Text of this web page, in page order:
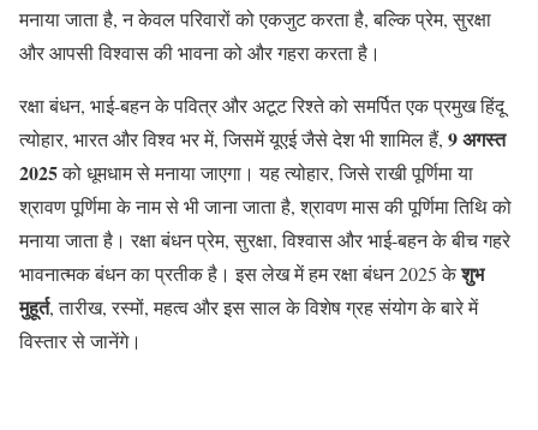
मनाया जाता है, न केवल परिवारों को एकजुट करता है, बल्कि प्रेम, सुरक्षा
और आपसी विश्वास की भावना को और गहरा करता है।
रक्षा बंधन, भाई-बहन के पवित्र और अटूट रिश्ते को समर्पित एक प्रमुख हिंदू
त्योहार, भारत और विश्व भर में, जिसमें यूएई जैसे देश भी शामिल हैं, 9 अगस्त
2025को धूमधाम से मनाया जाएगा। यह त्योहार, जिसे राखी पूर्णिमा या
श्रावण पूर्णिमा के नाम से भी जाना जाता है, श्रावण मास की पूर्णिमा तिथि को
मनाया जाता है। रक्षा बंधन प्रेम, सुरक्षा, विश्वास और भाई-बहन के बीच गहरे
भावनात्मक बंधन का प्रतीक है। इस लेख में हम रक्षा बंधन 2025 केशुभ
मुहूर्त, तारीख, रस्मों, महत्व और इस साल के विशेष ग्रह संयोग के बारे में
विस्तार से जानेंगे।